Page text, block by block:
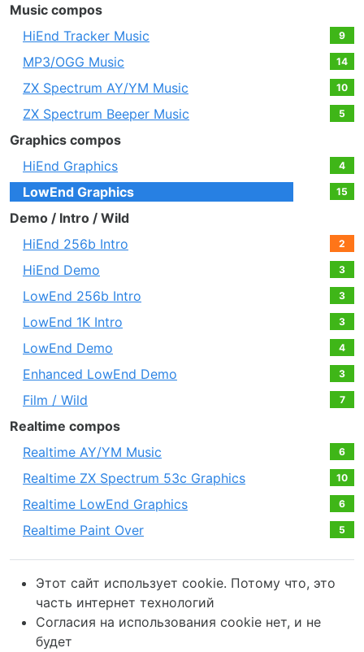
Music compos
HiEnd Tracker Music
9
MP3/OGG Music 14
ZX Spectrum AY/YM Music 10
ZX Spectrum Beeper Music 5
Graphics compos
HiEnd Graphics
4
LowEnd Graphics 15
Demo / Intro / Wild
HiEnd 256b Intro
2
HiEnd Demo 3
LowEnd 256b Intro 3
LowEnd 1K Intro 3
LowEnd Demo 4
Enhanced LowEnd Demo 3
Film / Wild 7
Realtime compos
Realtime AY/YM Music
6
Realtime ZX Spectrum 53c Graphics 10
Realtime LowEnd Graphics 6
Realtime Paint Over 5
Этот сайт использует cookie. Потому что, это
часть интернет технологий
Согласия на использования cookie нет, и не
будет